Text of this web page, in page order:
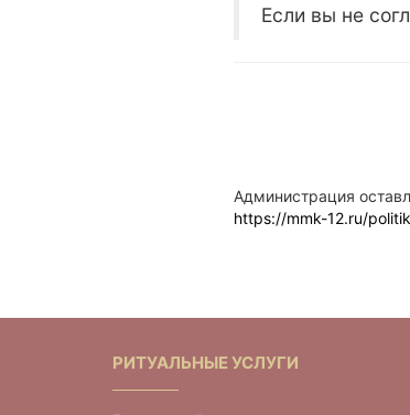
Если вы не
Администрация
https://mmk-12.ru/
РИТУАЛЬНЫЕ УСЛУГИ